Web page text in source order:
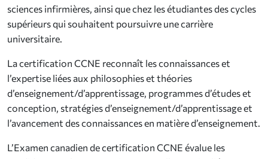
sciences infirmières, ainsi que chez les étudiantes des cycles
supérieurs qui souhaitent poursuivre une carrière
universitaire.
La certification CCNE reconnaît les connaissances et
l’expertise liées aux philosophies et théories
d’enseignement/d’apprentissage, programmes d’études et
conception, stratégies d’enseignement/d’apprentissage et
l’avancement des connaissances en matière d’enseignement.
L’Examen canadien de certification CCNE évalue les